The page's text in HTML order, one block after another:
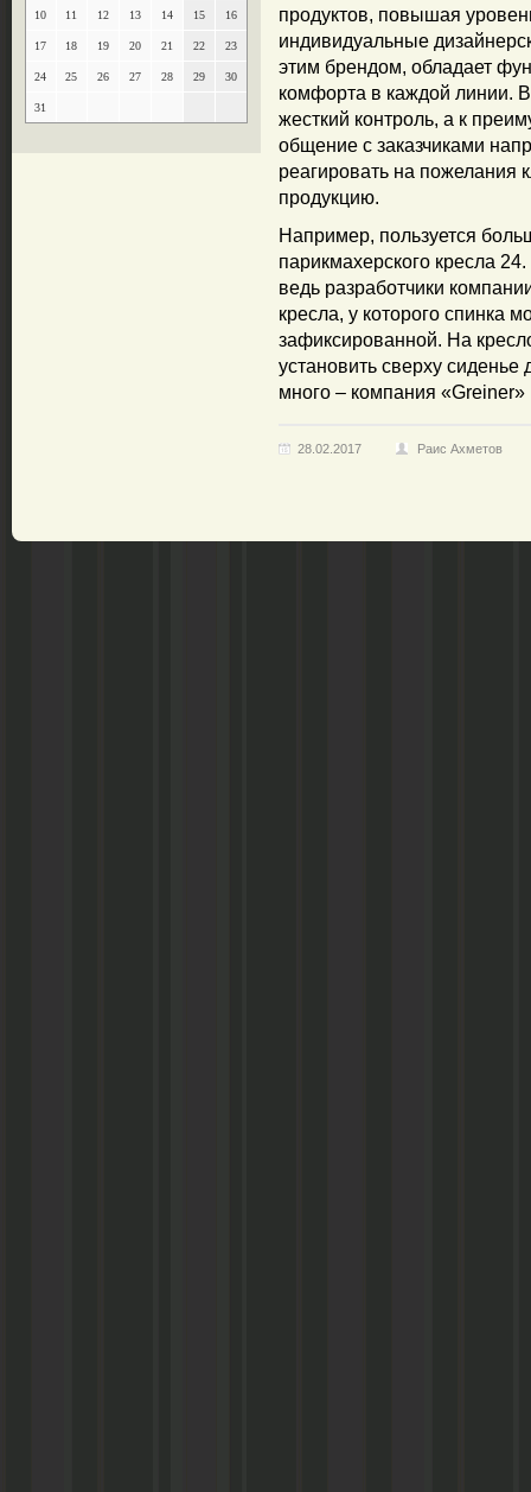
10 11 12 13 14 15 16
17 18 19 20 21 22 23
24 25 26 27 28 29 30
31
продуктов, повышая
индивидуальные
этим брендом, обладает
комфорта в каждой линии.
жесткий контроль, а к
общение с заказчиками
реагировать на пожелания
продукцию.
Например, пользуется
парикмахерского кресла
ведь разработчики
кресла, у которого спинка
зафиксированной. На
установить сверху
много – компания
28.02.2017 Раис Ахметов